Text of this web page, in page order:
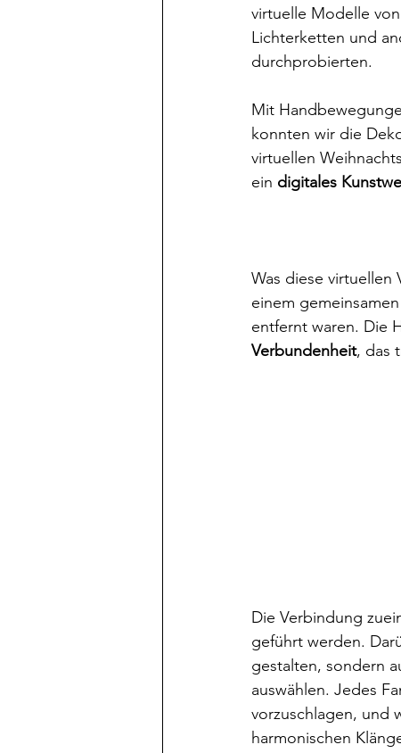
virtuelle Modelle
Lichterketten und
durchprobierten.
Mit
konnten wir die
virtuellen
ein digitales
Was diese
einem
entfernt waren. Die
Verbundenheit, das
Die Verbindung
geführt werden.
gestalten, sondern
auswählen. Jedes
vorzuschlagen, und
harmonischen